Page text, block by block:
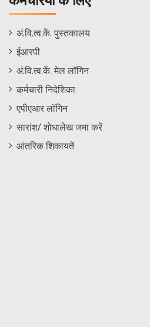
Staff
Footer
Menu
अं.वि.त्व.कें. पुस्तकालय
ईआरपी
अं.वि.त्व.कें. मेल लॉगिन
कर्मचारी निदेशिका
एपीएआर लॉगिन
सारांश/ शोधालेख जमा करें
आंतरिक शिकायतें